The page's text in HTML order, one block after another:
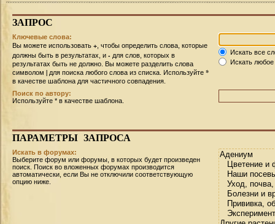
ЗАПРОС
Ключевые слова:
Вы можете использовать + , чтобы определить слова, которые
должны быть в результатах, и - для слов, которых в
результатах быть не должно. Вы можете разделить слова
символом | для поиска любого слова из списка. Используйте *
в качестве шаблона для частичного совпадения.
Искать все
Искать
Поиск по автору:
Используйте * в качестве шаблона.
ПАРАМЕТРЫ ЗАПРОСА
Искать в форумах:
Выберите форум или форумы, в которых будет произведен
поиск. Поиск во вложенных форумах производится
автоматически, если Вы не отключили соответствующую
опцию ниже.